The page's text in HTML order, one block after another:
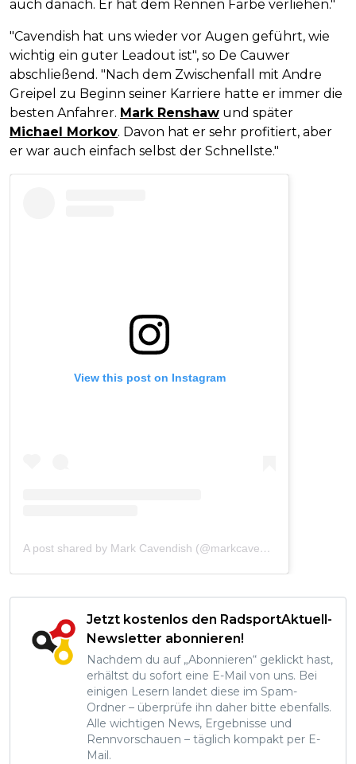
auch danach. Er hat dem Rennen Farbe verliehen."
"Cavendish hat uns wieder vor Augen geführt, wie
wichtig ein guter Leadout ist", so De Cauwer
abschließend. "Nach dem Zwischenfall mit Andre
Greipel zu Beginn seiner Karriere hatte er immer die
besten Anfahrer. Mark Renshaw und später
Michael Morkov. Davon hat er sehr profitiert, aber
er war auch einfach selbst der Schnellste."
View this post on Instagram
A post shared by Mark Cavendish (@markcavendish)
Jetzt kostenlos den RadsportAktuell-
Newsletter abonnieren!
Nachdem du auf „Abonnieren“ geklickt hast,
erhältst du sofort eine E-Mail von uns. Bei
einigen Lesern landet diese im Spam-
Ordner – überprüfe ihn daher bitte ebenfalls.
Alle wichtigen News, Ergebnisse und
Rennvorschauen – täglich kompakt per E-
Mail.